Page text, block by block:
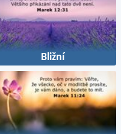
Bližní